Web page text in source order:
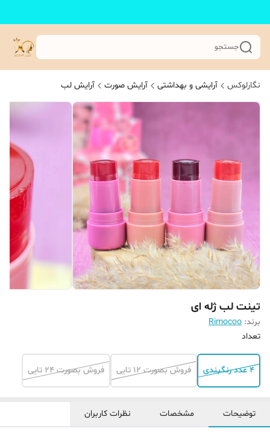
جستجو
نگارلوکس آرایشی و بهداشتی آرایش صورت آرایش لب
تینت لب ژله ای
برند: Rimocoo
تعداد
4 عدد رنگبندی فروش بصورت 12 تایی فروش بصورت 24 تایی
توضیحات مشخصات نظرات کاربران